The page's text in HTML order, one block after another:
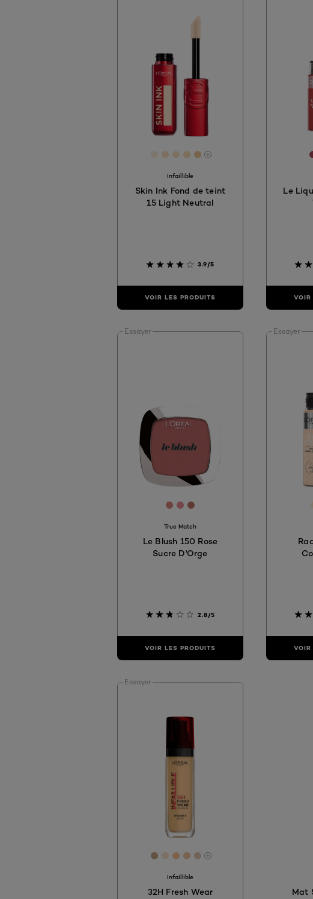
[Color]: #fdecda
[Color]: #fbe1c3
[Color]: #f9e1c2
[Color]: #fcdbb7
[Color]: #efc898
More shades are
Infaillible
Skin Ink Fond de teint
15 Light Neutral
3.9/5
VOIR LES PRODUITS
Le
VOIR
Essayer
[Color]: #dd8579
[Color]: #e98e95
[Color]: #c37569
True Match
Le Blush 150 Rose
Sucre D'Orge
2.8/5
VOIR LES PRODUITS
Essayer
VOIR
Essayer
[Color]: #C7A583
[Color]: #F7E2CD
[Color]: #FCC498
[Color]: #f1c5a1
[Color]: #E8C7AE
More shades are
Infaillible
32H Fresh Wear
Mat